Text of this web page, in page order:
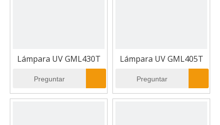
Lámpara UV GML430T
Preguntar
Lámpara UV GML405T
Preguntar